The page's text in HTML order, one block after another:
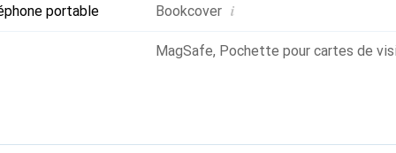
portable Bookcover i
MagSafe, Pochette pour cartes de